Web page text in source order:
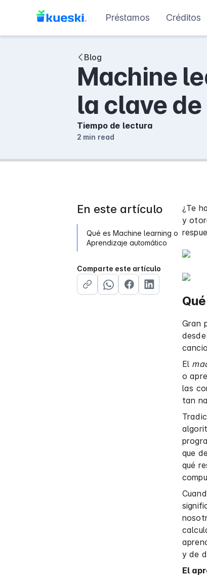
Préstamos Créditos
Blog
Machine
la clave
Tiempo de lectura
2 min read
En este artículo
Qué es Machine learning o
Aprendizaje automático
Comparte este artículo
¿Te
y
Gran
El
o
las
tan
que
qué
y de
El